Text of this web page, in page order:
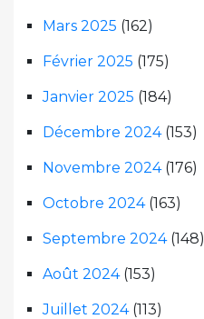
Mars 2025 (162)
Février 2025 (175)
Janvier 2025 (184)
Décembre 2024(153)
Novembre 2024(176)
Octobre 2024(163)
Septembre 2024(148)
Août 2024(153)
Juillet 2024(113)